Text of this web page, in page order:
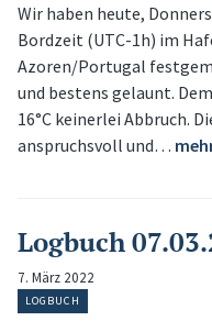
Wir haben heute,
Bordzeit (UTC-1h) im
Azoren/Portugal
und bestens gelaunt.
16°C keinerlei Abbruch.
anspruchsvoll und…
Logbuch
7. März 2022
LOGBUCH